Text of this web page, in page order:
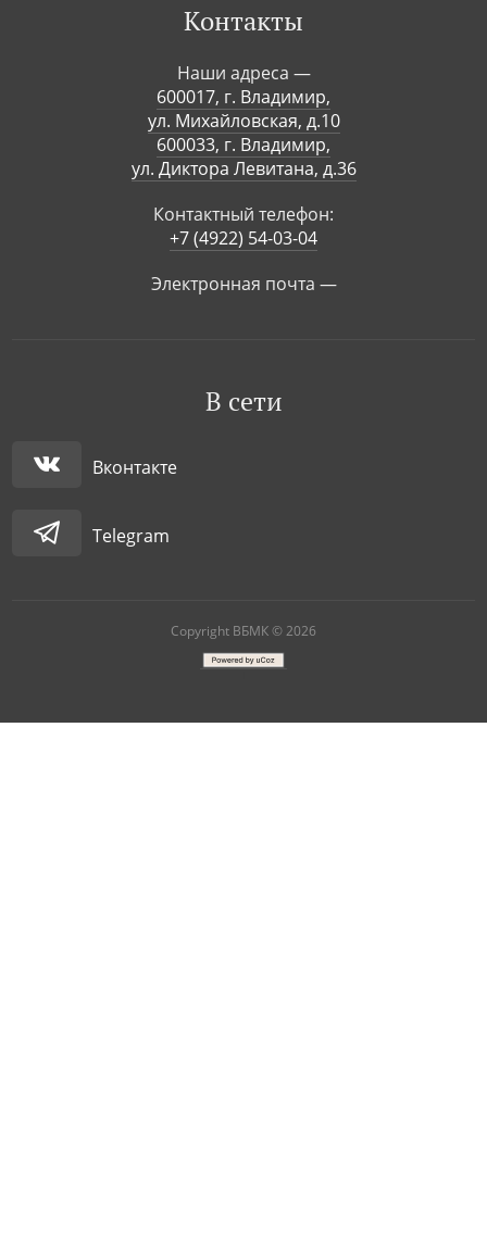
Контакты
Наши адреса —
600017, г. Владимир,
ул. Михайловская, д.10
600033, г. Владимир,
ул. Диктора Левитана, д.36
Контактный телефон:
+7 (4922) 54-03-04
Электронная почта —
В сети
Вконтакте
Telegram
Copyright ВБМК © 2026